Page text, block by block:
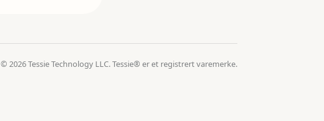
© 2026 Tessie Technology LLC. Tessie® er et registrert varemerke.